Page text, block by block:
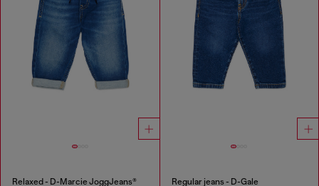
Relaxed - D-Marcie JoggJeans® Regular jeans - D-Gale